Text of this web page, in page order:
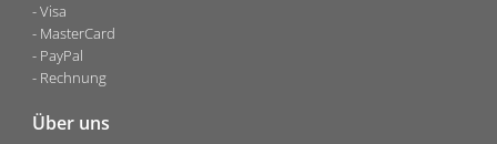
Visa
MasterCard
PayPal
Rechnung
Über uns